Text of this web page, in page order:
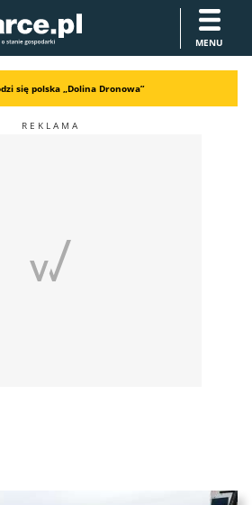
MENU
się polska „Dolina Dronowa”